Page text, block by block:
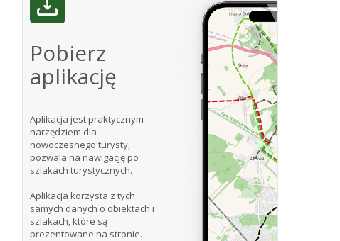
Pobierz
aplikację
Aplikacja jest praktycznym
narzędziem dla
nowoczesnego turysty,
pozwala na nawigację po
szlakach turystycznych.
Aplikacja korzysta z tych
samych danych o obiektach i
szlakach, które są
prezentowane na stronie.